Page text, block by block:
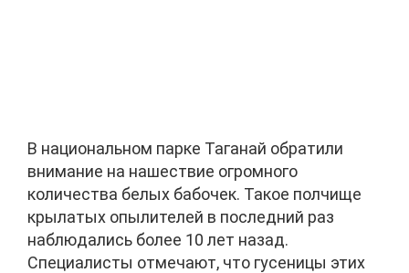
В национальном парке Таганай обратили
внимание на нашествие огромного
количества белых бабочек. Такое полчище
крылатых опылителей в последний раз
наблюдались более 10 лет назад.
Специалисты отмечают, что гусеницы этих